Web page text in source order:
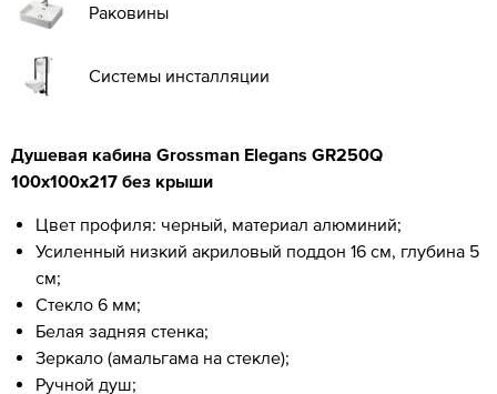
Раковины
Системы инсталляции
Душевая кабина Grossman Elegans GR250Q
100x100x217 без крыши
Цвет профиля: черный, материал алюминий;
Усиленный низкий акриловый поддон 16 см, глубина 5
см;
Стекло 6 мм;
Белая задняя стенка;
Зеркало (амальгама на стекле);
Ручной душ;